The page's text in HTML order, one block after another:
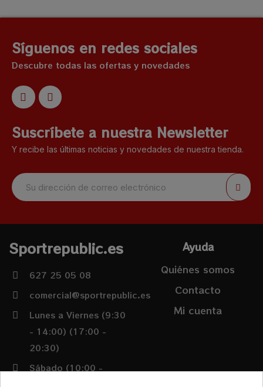
Síguenos en redes sociales
Descubre todas las ofertas y novedades
Suscríbete a nuestra Newsletter
Y recibe las últimas noticias y novedades de nuestra tienda.
Sportrepublic.es
627 25 05 08
comercial@sportrepublic.es
Lunes a Viernes (9:30
- 14:00) (17:00 -
20:30)
Sábado (10:00 -
Ayuda
Quiénes somos
Contacto
Mi cuenta